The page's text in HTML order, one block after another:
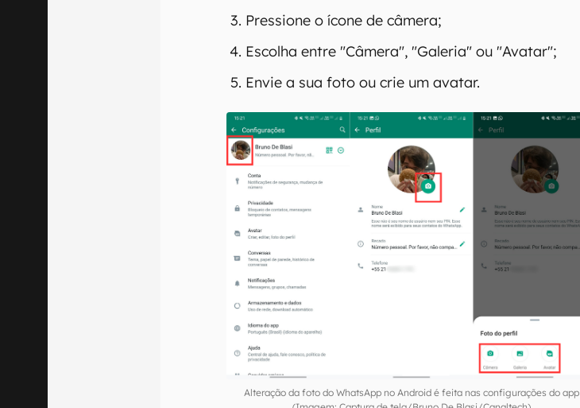
Pressione o ícone de câmera;
Escolha entre "Câmera", "Galeria" ou "Avatar";
Envie a sua foto ou crie um avatar.
Alteração da foto do WhatsApp no Android é feita nas configurações do app